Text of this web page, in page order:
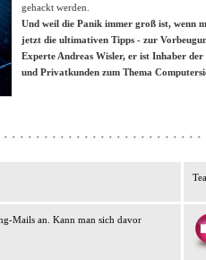
gehackt werden.
Und weil die Panik immer groß ist, wenn
jetzt die ultimativen Tipps - zur
Experte Andreas Wisler, er ist Inhaber
und Privatkunden zum Thema
Mails an. Kann man sich davor